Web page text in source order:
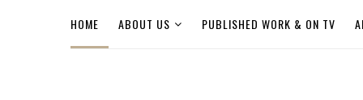
HOME ABOUT US PUBLISHED WORK & ON TV